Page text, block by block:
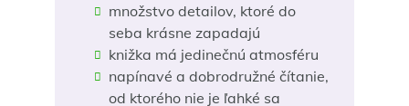
množstvo detailov, ktoré do
seba krásne zapadajú
knižka má jedinečnú atmosféru
napínavé a dobrodružné čítanie,
od ktorého nie je ľahké sa